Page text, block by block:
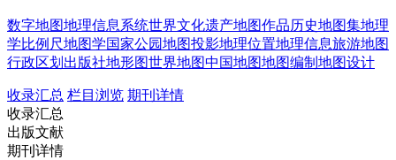
数字地图地理信息系统世界文化遗产地图作品历史地图集地理
学比例尺地图学国家公园地图投影地理位置地理信息旅游地图
行政区划 出版社地形图世界地图中国地图地图编制 地图设计
收录汇总 栏目浏览 期刊详情
收录汇总
出版文献
期刊详情